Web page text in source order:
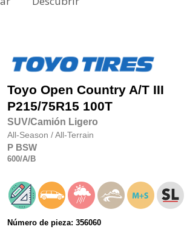
Toyo Open Country A/T III
P215/75R15 100T
SUV/Camión Ligero
All-Season /All-Terrain
P BSW
600/A/B
Número de pieza: 356060